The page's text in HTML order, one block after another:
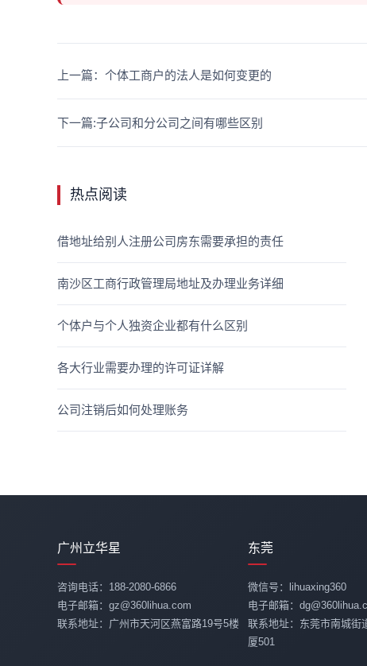
下一篇:子公司和分公司之间有哪些区别
上一篇：个体工商户的法人是如何变更的
热点阅读
借地址给别人注册公司房东需要承担的责任
南沙区工商行政管理局地址及办理业务详细
个体户与个人独资企业都有什么区别
各大行业需要办理的许可证详解
公司注销后如何处理账务
广州立华星
咨询电话：188-2080-6866
电子邮箱：gz@360lihua.com
联系地址：广州市天河区燕富路19号5楼
东莞
微信号：lihuaxing360
电子邮箱：
联系地址：东莞市南城街
厦501